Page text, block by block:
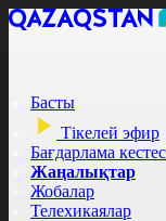
Басты
Тікелей эфир
Бағдарлама
Жаңалықтар
Жобалар
Телехикаялар